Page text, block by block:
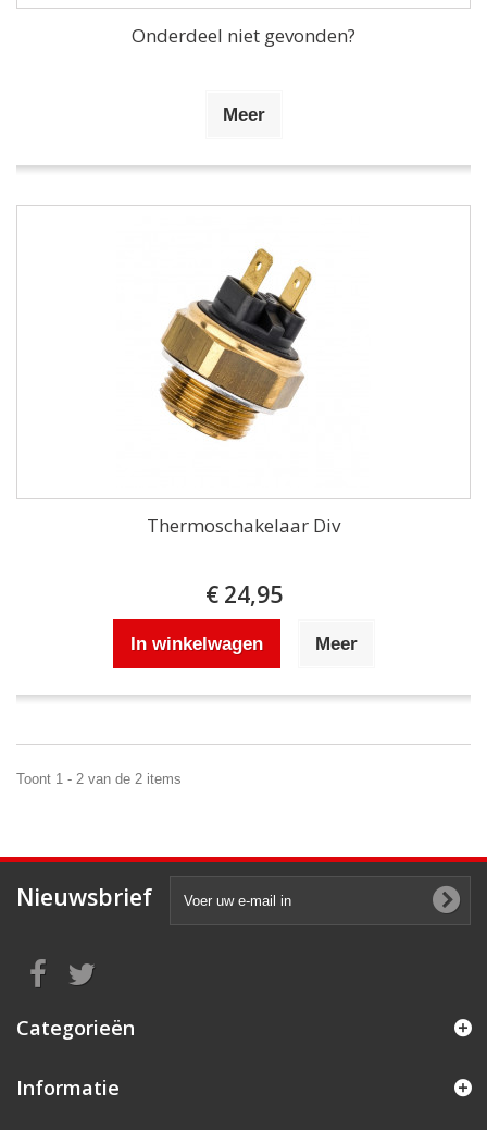
Onderdeel niet gevonden?
Meer
Thermoschakelaar Div
€ 24,95
In winkelwagen Meer
Toont 1 - 2 van de 2 items
Nieuwsbrief
Categorieën
Informatie